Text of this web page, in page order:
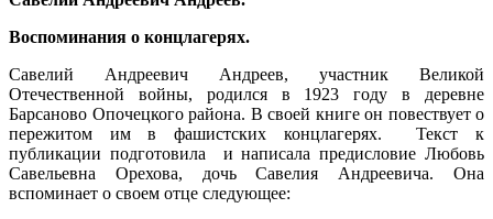
Воспоминания о концлагерях.
Савелий Андреевич Андреев, участник Великой
Отечественной войны, родился в 1923 году в деревне
Барсаново Опочецкого района. В своей книге он повествует о
пережитом им в фашистских концлагерях. Текст к
публикации подготовила и написала предисловие Любовь
Савельевна Орехова, дочь Савелия Андреевича. Она
вспоминает о своем отце следующее: